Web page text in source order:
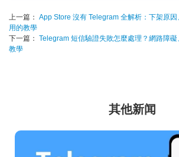
上一篇： App Store 沒有 Telegram 全解析：下架原
用的教學
下一篇： Telegram 短信驗證失敗怎麼處理？網路障
教學
其他新闻